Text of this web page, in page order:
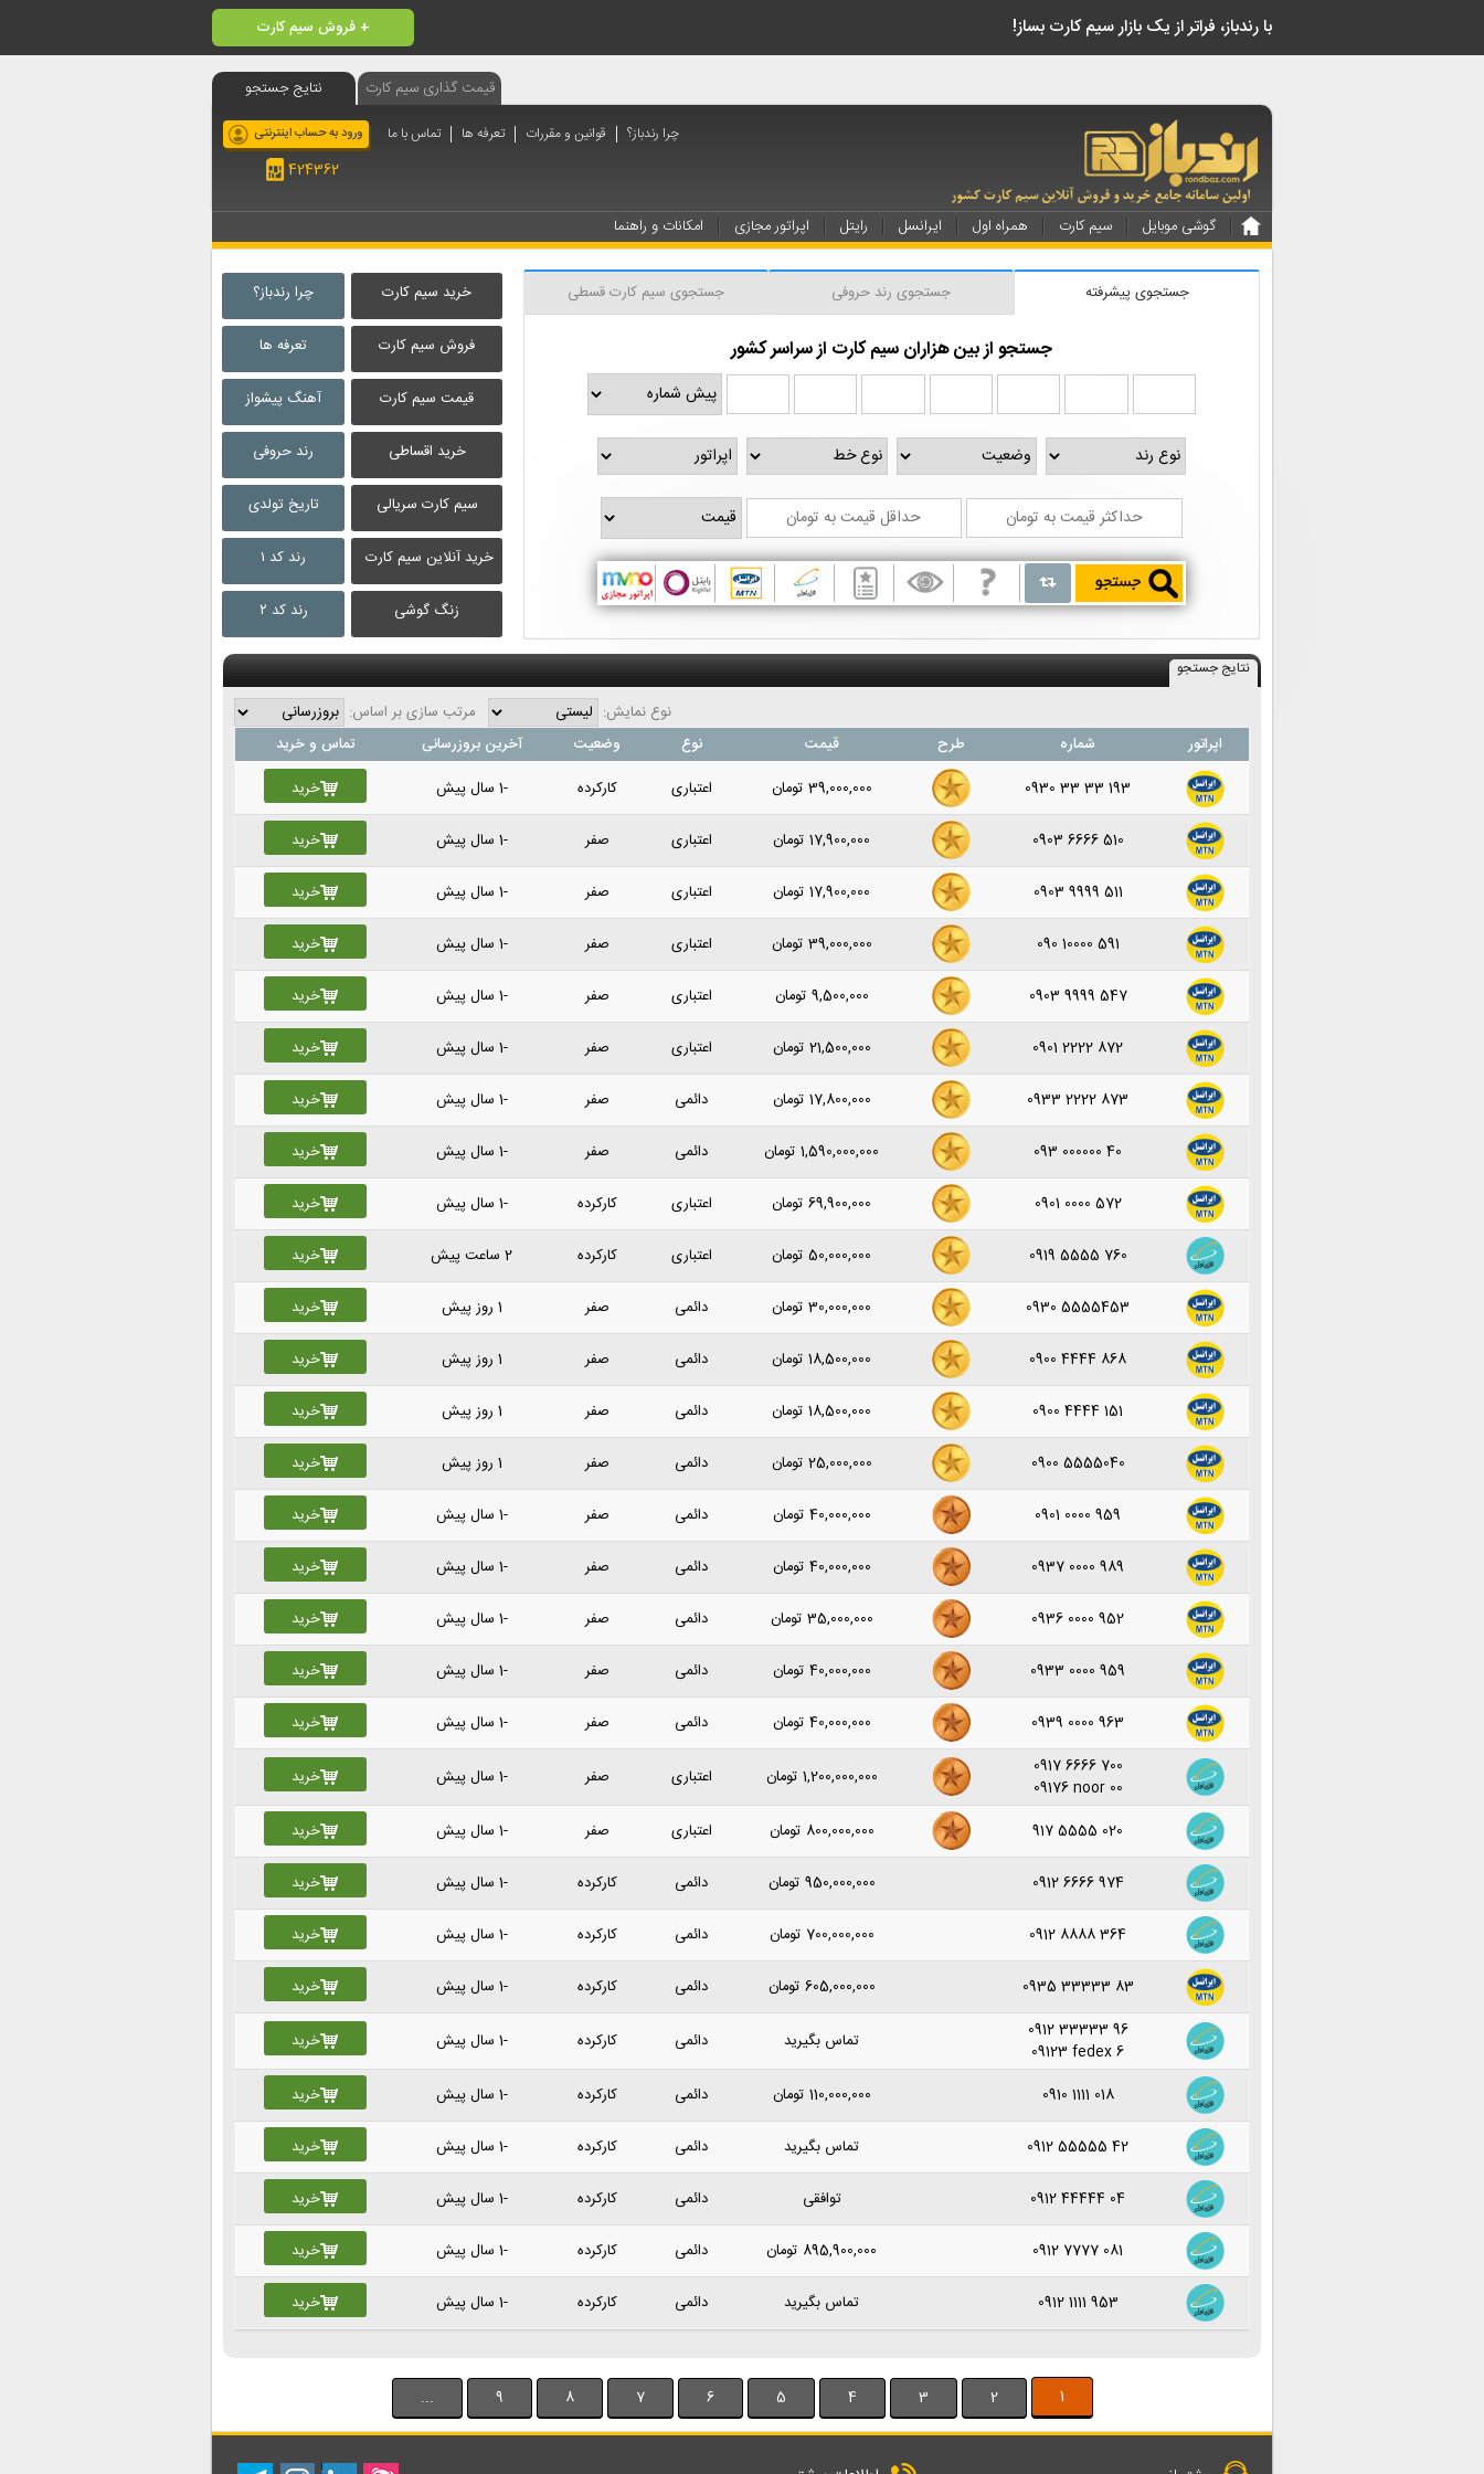
قیمت گذاری سیم کارت نتایج جستجو
ورود به حساب اینترنتی چرا رندباز؟ قوانین و مقررات تعرفه ها تماس با ما
424362
گوشی موبایل سیم کارت همراه اول ایرانسل رایتل اپراتور مجازی امکانات و راهنما
چرا رندباز؟
تعرفه ها
آهنگ پیشواز
رند حروفی
تاریخ تولدی
رند کد ۱
رند کد ۲
خرید سیم کارت
فروش سیم کارت
قیمت سیم کارت
خرید اقساطی
سیم کارت سریالی
خرید آنلاین سیم کارت
زنگ گوشی
جستجوی سیم کارت قسطی جستجوی رند حروفی جستجوی پیشرفته
جستجو از بین هزاران سیم کارت از سراسر کشور
نتایج جستجو
نوع نمایش:
مرتب سازی بر اساس:
اپراتور
شماره طرح قیمت نوع وضعیت آخرین بروزرسانی
تماس و خرید
0930 33 33 193
39,000,000 تومان اعتباری کارکرده -1 سال پیش خرید
0903 6666 510
17,900,000 تومان اعتباری صفر -1 سال پیش خرید
0903 9999 511
17,900,000 تومان اعتباری صفر -1 سال پیش خرید
090 10000 591
39,000,000 تومان اعتباری صفر -1 سال پیش خرید
0903 9999 547
9,500,000 تومان اعتباری صفر -1 سال پیش خرید
0901 2222 872
21,500,000 تومان اعتباری صفر -1 سال پیش خرید
0933 2222 873
17,800,000 تومان دائمی صفر -1 سال پیش خرید
093 000000 40
1,590,000,000 تومان دائمی صفر -1 سال پیش خرید
0901 0000 572
69,900,000 تومان اعتباری کارکرده -1 سال پیش خرید
0919 5555 760
50,000,000 تومان اعتباری کارکرده 2 ساعت پیش خرید
0930 5555453
30,000,000 تومان دائمی صفر 1 روز پیش خرید
0900 4444 868
18,500,000 تومان دائمی صفر 1 روز پیش خرید
0900 4444 151
18,500,000 تومان دائمی صفر 1 روز پیش خرید
0900 5555040
25,000,000 تومان دائمی صفر 1 روز پیش خرید
0901 0000 959
40,000,000 تومان دائمی صفر -1 سال پیش خرید
0937 0000 989
40,000,000 تومان دائمی صفر -1 سال پیش خرید
0936 0000 952
35,000,000 تومان دائمی صفر -1 سال پیش خرید
0933 0000 959
40,000,000 تومان دائمی صفر -1 سال پیش خرید
0939 0000 963
40,000,000 تومان دائمی صفر -1 سال پیش
خرید
0917 6666 700
09176 noor 00
1,200,000,000 تومان اعتباری صفر -1 سال پیش خرید
917 5555 020
800,000,000 تومان اعتباری صفر -1 سال پیش خرید
0912 6666 974
950,000,000 تومان دائمی کارکرده -1 سال پیش خرید
0912 8888 364
700,000,000 تومان دائمی کارکرده -1 سال پیش خرید
0935 33333 83
605,000,000 تومان دائمی کارکرده -1 سال پیش
خرید
0912 33333 96
09123 fedex 6
تماس بگیرید دائمی کارکرده -1 سال پیش خرید
0910 1111 018
110,000,000 تومان دائمی کارکرده -1 سال پیش خرید
0912 55555 42 تماس بگیرید دائمی کارکرده -1 سال پیش خرید
0912 44444 04 توافقی دائمی کارکرده -1 سال پیش خرید
0912 7777 081
895,900,000 تومان دائمی کارکرده -1 سال پیش خرید
0912 1111 953 تماس بگیرید دائمی کارکرده -1 سال پیش خرید
1
2
3
4
5
6
7
8
9
...
!با رندباز، فراتر از یک بازار سیم کارت بساز فروش سیم کارت +